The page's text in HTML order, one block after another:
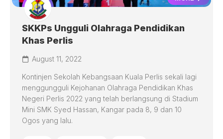
SKKPs Ungguli Olahraga Pendidikan
Khas Perlis
August 11, 2022
Kontinjen Sekolah Kebangsaan Kuala Perlis sekali lagi
menggungguli Kejohanan Olahraga Pendidikan Khas
Negeri Perlis 2022 yang telah berlangsung di Stadium
Mini SMK Syed Hassan, Kangar pada 8, 9 dan 10
Ogos yang lalu.